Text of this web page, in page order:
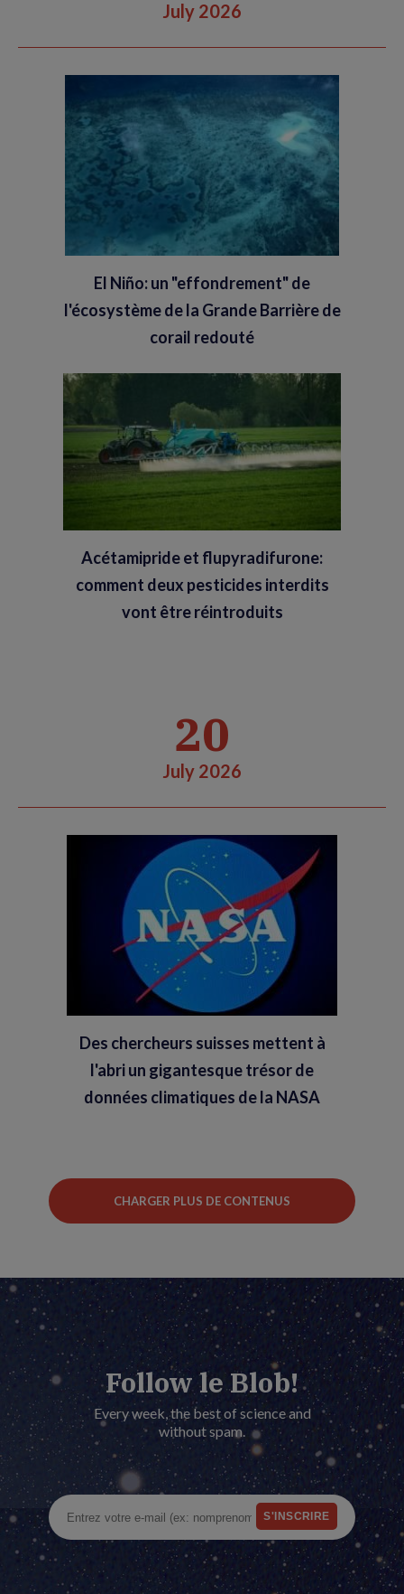
July 2026
El Niño: un "effondrement" de
l'écosystème de la Grande Barrière de
corail redouté
Acétamipride et flupyradifurone:
comment deux pesticides interdits
vont être réintroduits
20
July 2026
Des chercheurs suisses mettent à
l'abri un gigantesque trésor de
données climatiques de la NASA
CHARGER PLUS DE CONTENUS
Follow le Blob!
Every week, the best of science and
without spam.